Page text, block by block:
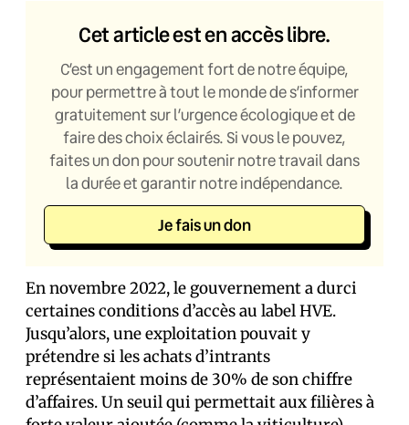
Cet article est en accès libre.
C’est un engagement fort de notre équipe,
pour permettre à tout le monde de s’informer
gratuitement sur l’urgence écologique et de
faire des choix éclairés. Si vous le pouvez,
faites un don pour soutenir notre travail dans
la durée et garantir notre indépendance.
Je fais un don
En novembre 2022, le gouvernement a durci
certaines conditions d’accès au label HVE.
Jusqu’alors, une exploitation pouvait y
prétendre si les achats d’intrants
représentaient moins de 30% de son chiffre
d’affaires. Un seuil qui permettait aux filières à